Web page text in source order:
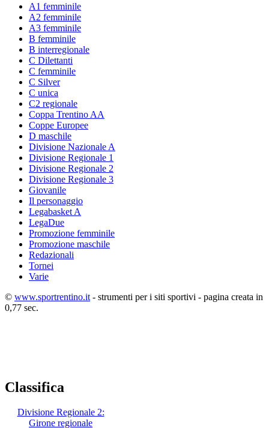
A1 femminile
A2 femminile
A3 femminile
B femminile
B interregionale
C Dilettanti
C femminile
C Silver
C unica
C2 regionale
Coppa Trentino AA
Coppe Europee
D maschile
Divisione Nazionale A
Divisione Regionale 1
Divisione Regionale 2
Divisione Regionale 3
Giovanile
Il personaggio
Legabasket A
LegaDue
Promozione femminile
Promozione maschile
Redazionali
Tornei
Varie
© www.sportrentino.it - strumenti per i siti sportivi - pagina creata in
0,77 sec.
Classifica
Divisione Regionale 2:
Girone regionale